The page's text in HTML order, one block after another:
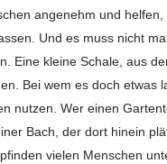
angenehm und helfen,
Und es muss nicht
Eine kleine Schale, aus
Bei wem es doch etwas
nutzen. Wer einen
Bach, der dort hinein
vielen Menschen